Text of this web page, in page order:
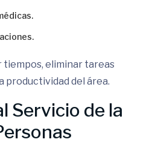
tiempos, eliminar tareas
productividad del área.
Servicio de la